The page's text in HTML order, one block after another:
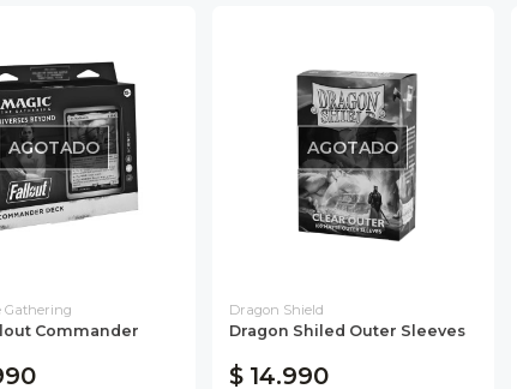
AGOTADO
Gathering
Commander
AGOTADO
Dragon Shield
Dragon Shiled Outer Sleeves
$ 14.990